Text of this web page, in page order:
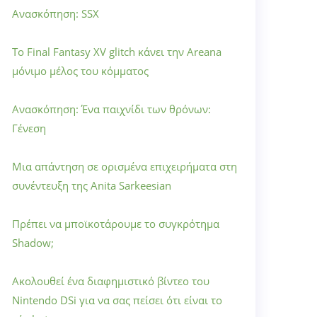
Ανασκόπηση: SSX
Το Final Fantasy XV glitch κάνει την Areana
μόνιμο μέλος του κόμματος
Ανασκόπηση: Ένα παιχνίδι των θρόνων:
Γένεση
Μια απάντηση σε ορισμένα επιχειρήματα στη
συνέντευξη της Anita Sarkeesian
Πρέπει να μποϊκοτάρουμε το συγκρότημα
Shadow;
Ακολουθεί ένα διαφημιστικό βίντεο του
Nintendo DSi για να σας πείσει ότι είναι το